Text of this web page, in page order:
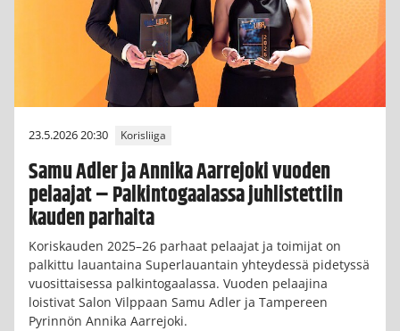
23.5.2026 20:30 Korisliiga
Samu Adler ja Annika Aarrejoki vuoden
pelaajat – Palkintogaalassa juhlistettiin
kauden parhaita
Koriskauden 2025–26 parhaat pelaajat ja toimijat on
palkittu lauantaina Superlauantain yhteydessä pidetyssä
vuosittaisessa palkintogaalassa. Vuoden pelaajina
loistivat Salon Vilppaan Samu Adler ja Tampereen
Pyrinnön Annika Aarrejoki.